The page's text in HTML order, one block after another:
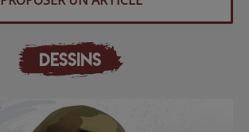
DESSINS